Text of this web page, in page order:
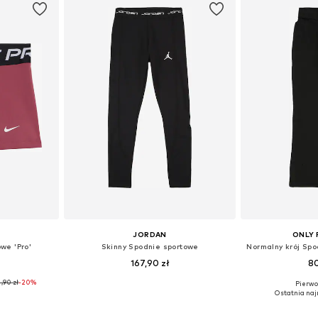
'Pro'
zł-20%
JORDAN
Skinny Spodnie sportowe
167,90 zł
ONLY
Ostatnia